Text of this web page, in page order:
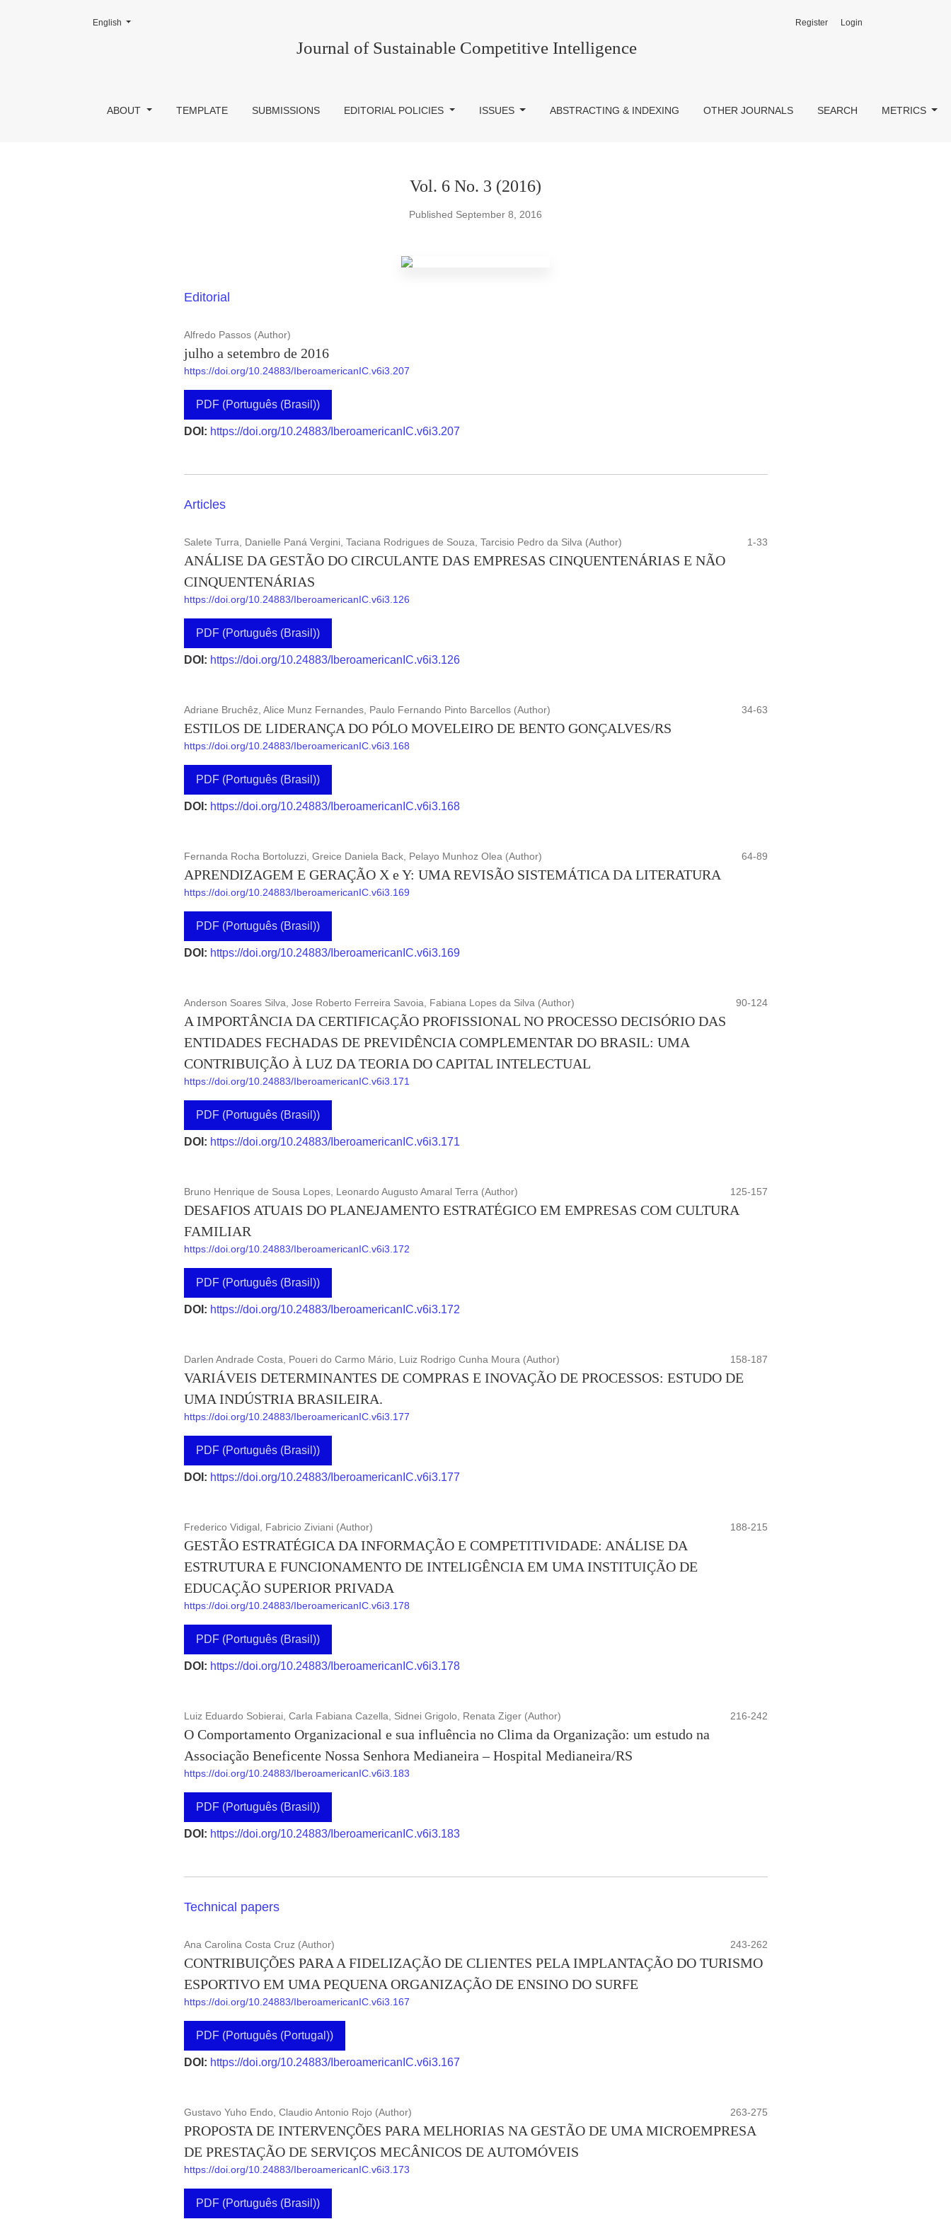
Vol. 6 No. 3 (2016)
Journal of Sustainable Competitive Intelligence
ABOUT TEMPLATE SUBMISSIONS EDITORIAL POLICIES ISSUES ABSTRACTING & INDEXING OTHER JOURNALS SEARCH METRICS
Register Login
Change the language. The current language is:
English
Vol. 6 No. 3 (2016)
Published September 8, 2016
Editorial
Alfredo Passos (Author)
julho a setembro de 2016
https://doi.org/10.24883/IberoamericanIC.v6i3.207
PDF (Português (Brasil))
DOI: https://doi.org/10.24883/IberoamericanIC.v6i3.207
Articles
Salete Turra, Danielle Paná Vergini, Taciana Rodrigues de Souza, Tarcisio Pedro da Silva (Author) 1-33
ANÁLISE DA GESTÃO DO CIRCULANTE DAS EMPRESAS CINQUENTENÁRIAS E NÃO
CINQUENTENÁRIAS
https://doi.org/10.24883/IberoamericanIC.v6i3.126
PDF (Português (Brasil))
DOI: https://doi.org/10.24883/IberoamericanIC.v6i3.126
Adriane Bruchêz, Alice Munz Fernandes, Paulo Fernando Pinto Barcellos (Author) 34-63
ESTILOS DE LIDERANÇA DO PÓLO MOVELEIRO DE BENTO GONÇALVES/RS
https://doi.org/10.24883/IberoamericanIC.v6i3.168
PDF (Português (Brasil))
DOI: https://doi.org/10.24883/IberoamericanIC.v6i3.168
Fernanda Rocha Bortoluzzi, Greice Daniela Back, Pelayo Munhoz Olea (Author) 64-89
APRENDIZAGEM E GERAÇÃO X e Y: UMA REVISÃO SISTEMÁTICA DA LITERATURA
https://doi.org/10.24883/IberoamericanIC.v6i3.169
PDF (Português (Brasil))
DOI: https://doi.org/10.24883/IberoamericanIC.v6i3.169
Anderson Soares Silva, Jose Roberto Ferreira Savoia, Fabiana Lopes da Silva (Author) 90-124
A IMPORTÂNCIA DA CERTIFICAÇÃO PROFISSIONAL NO PROCESSO DECISÓRIO DAS
ENTIDADES FECHADAS DE PREVIDÊNCIA COMPLEMENTAR DO BRASIL: UMA
CONTRIBUIÇÃO À LUZ DA TEORIA DO CAPITAL INTELECTUAL
https://doi.org/10.24883/IberoamericanIC.v6i3.171
PDF (Português (Brasil))
DOI: https://doi.org/10.24883/IberoamericanIC.v6i3.171
Bruno Henrique de Sousa Lopes, Leonardo Augusto Amaral Terra (Author) 125-157
DESAFIOS ATUAIS DO PLANEJAMENTO ESTRATÉGICO EM EMPRESAS COM CULTURA
FAMILIAR
https://doi.org/10.24883/IberoamericanIC.v6i3.172
PDF (Português (Brasil))
DOI: https://doi.org/10.24883/IberoamericanIC.v6i3.172
Darlen Andrade Costa, Poueri do Carmo Mário, Luiz Rodrigo Cunha Moura (Author) 158-187
VARIÁVEIS DETERMINANTES DE COMPRAS E INOVAÇÃO DE PROCESSOS: ESTUDO DE
UMA INDÚSTRIA BRASILEIRA.
https://doi.org/10.24883/IberoamericanIC.v6i3.177
PDF (Português (Brasil))
DOI: https://doi.org/10.24883/IberoamericanIC.v6i3.177
Frederico Vidigal, Fabricio Ziviani (Author) 188-215
GESTÃO ESTRATÉGICA DA INFORMAÇÃO E COMPETITIVIDADE: ANÁLISE DA
ESTRUTURA E FUNCIONAMENTO DE INTELIGÊNCIA EM UMA INSTITUIÇÃO DE
EDUCAÇÃO SUPERIOR PRIVADA
https://doi.org/10.24883/IberoamericanIC.v6i3.178
PDF (Português (Brasil))
DOI: https://doi.org/10.24883/IberoamericanIC.v6i3.178
Luiz Eduardo Sobierai, Carla Fabiana Cazella, Sidnei Grigolo, Renata Ziger (Author) 216-242
O Comportamento Organizacional e sua influência no Clima da Organização: um estudo na
Associação Beneficente Nossa Senhora Medianeira – Hospital Medianeira/RS
https://doi.org/10.24883/IberoamericanIC.v6i3.183
PDF (Português (Brasil))
DOI: https://doi.org/10.24883/IberoamericanIC.v6i3.183
Technical papers
Ana Carolina Costa Cruz (Author) 243-262
CONTRIBUIÇÕES PARA A FIDELIZAÇÃO DE CLIENTES PELA IMPLANTAÇÃO DO TURISMO
ESPORTIVO EM UMA PEQUENA ORGANIZAÇÃO DE ENSINO DO SURFE
https://doi.org/10.24883/IberoamericanIC.v6i3.167
PDF (Português (Portugal))
DOI: https://doi.org/10.24883/IberoamericanIC.v6i3.167
Gustavo Yuho Endo, Claudio Antonio Rojo (Author) 263-275
PROPOSTA DE INTERVENÇÕES PARA MELHORIAS NA GESTÃO DE UMA MICROEMPRESA
DE PRESTAÇÃO DE SERVIÇOS MECÂNICOS DE AUTOMÓVEIS
https://doi.org/10.24883/IberoamericanIC.v6i3.173
PDF (Português (Brasil))